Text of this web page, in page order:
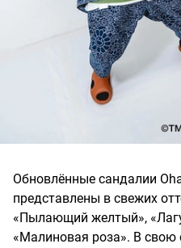
Обновлённые сандалии
представлены в свежих
«Пылающий желтый»,
«Малиновая роза». В свою